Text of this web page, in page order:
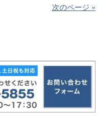
次のページ »